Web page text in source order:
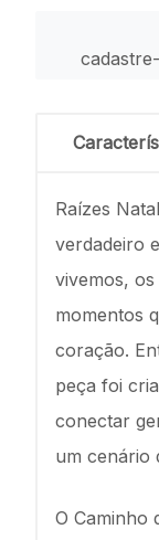
Raízes
verdadeiro
vivemos,
momentos
coração.
peça foi
conectar
um cenário
O Caminho